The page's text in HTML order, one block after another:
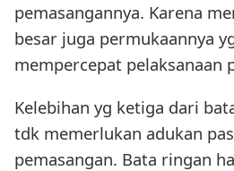
pemasangannya. Karena
besar juga permukaannya
mempercepat pelaksanaan
Kelebihan yg ketiga dari
tdk memerlukan adukan
pemasangan. Bata ringan